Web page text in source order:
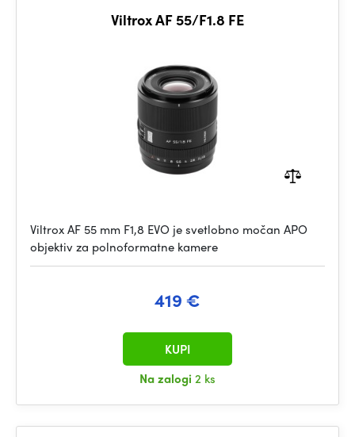
Viltrox AF 55/F1.8 FE
Viltrox AF 55 mm F1,8 EVO je svetlobno močan APO
objektiv za polnoformatne kamere
419 €
Na zalogi 2 ks
KUPI